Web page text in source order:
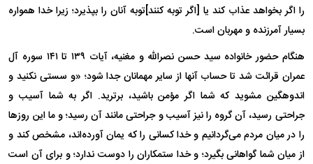
را اگر بخواهد عذاب کند یا [اگر توبه کنند]توبه آنان را بپذیرد؛ زیرا خدا همواره
بسیار آمرزنده و مهربان است.
هنگام حضور خانواده سید حسن نصرالله و مغنیه، آیات ۱۳۹ تا ۱۴۱ سوره آل
عمران قرائت شد تا حساب آنها از سایر مهمانان جدا شود؛ «و سستی نکنید و
اندوهگین مشوید که شما اگر مؤمن باشید، برترید. اگر به شما آسیب و
جراحتی رسید، آن گروه را نیز آسیب و جراحتی مانند آن رسید؛ و ما این روز‌ها
را در میان مردم می‌گردانیم و خدا کسانی را که یمان آورده‌اند، مشخص کند و
از میان شما گواهانی بگیرد؛ و خدا ستمکاران را دوست ندارد؛ و برای آن است